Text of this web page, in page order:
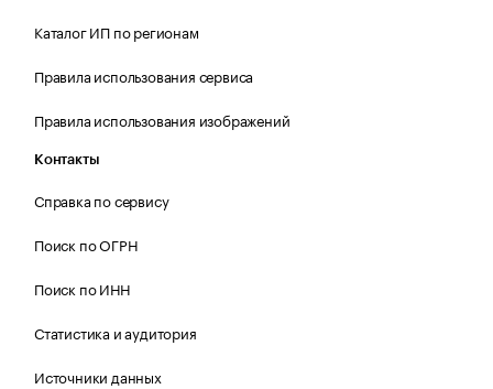
Каталог ИП по регионам
Правила использования сервиса
Правила использования изображений
Контакты
Справка по сервису
Поиск по ОГРН
Поиск по ИНН
Статистика и аудитория
Источники данных